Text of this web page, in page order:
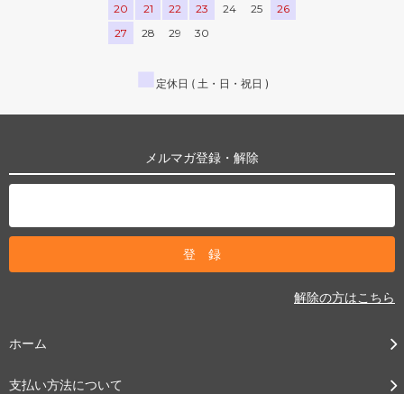
20
21 22 23 24 25
26
27
28 29 30
■ 定休日 ( 土・日・祝日 )
メルマガ登録・解除
解除の方はこちら
ホーム
支払い方法について